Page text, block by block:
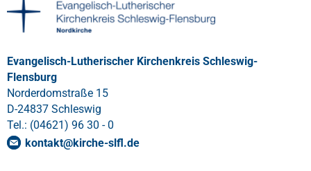
Evangelisch-Lutherischer Kirchenkreis Schleswig-
Flensburg
Norderdomstraße 15
D-24837 Schleswig
Tel.: (04621) 96 30 - 0
kontakt@kirche-slfl.de